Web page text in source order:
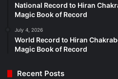
National Record to Hiran
Magic Book of Record
July 4, 2026
World Record to Hiran
Magic Book of Record
Recent Posts